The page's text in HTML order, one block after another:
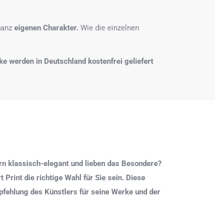
eigenen Charakter. Wie die einzelnen
werden in Deutschland kostenfrei geliefert
klassisch-elegant und lieben das Besondere?
Print die richtige Wahl für Sie sein. Diese
des Künstlers für seine Werke und der